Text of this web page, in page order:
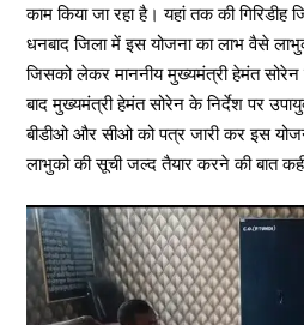
काम किया जा रहा है। यहां तक की गिरिडीह
धनबाद जिला में इस योजना का लाभ वैसे
जिसको लेकर माननीय मुख्यमंत्री हेमंत सोरेन
बाद मुख्यमंत्री हेमंत सोरेन के निर्देश पर
बीडीओ और सीओ को पत्र जारी कर इस
लाभुको की सूची जल्द तैयार करने की बात